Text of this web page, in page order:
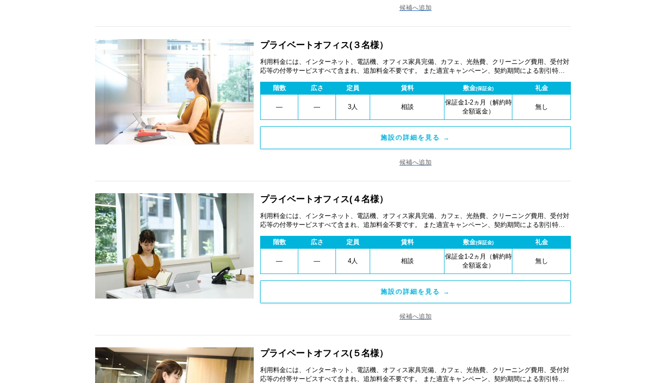
候補へ追加
プライベートオフィス(３名様）
利用料金には、インターネット、電話機、オフィス家具完備、カフェ、光熱費、クリーニング費用、受付対
応等の付帯サービスすべて含まれ、追加料金不要です。 また適宜キャンペーン、契約期間による割引特典
階数
広さ 定員 賃料 敷金(保証金) 礼金
― ― 3人 相談
保証金1-2ヵ月（解約時
全額返金）
無し
施設の詳細を見る →
候補へ追加
プライベートオフィス(４名様）
利用料金には、インターネット、電話機、オフィス家具完備、カフェ、光熱費、クリーニング費用、受付対
応等の付帯サービスすべて含まれ、追加料金不要です。 また適宜キャンペーン、契約期間による割引特典
階数
広さ 定員 賃料 敷金(保証金) 礼金
― ― 4人 相談
保証金1-2ヵ月（解約時
全額返金）
無し
施設の詳細を見る →
候補へ追加
プライベートオフィス(５名様）
利用料金には、インターネット、電話機、オフィス家具完備、カフェ、光熱費、クリーニング費用、受付対
応等の付帯サービスすべて含まれ、追加料金不要です。 また適宜キャンペーン、契約期間による割引特典